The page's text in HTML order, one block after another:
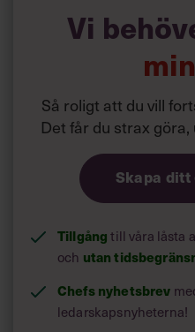
Siri
Vi
Så roligt att du vill
Det får du strax göra,
Skapa
Tillgång till våra låsta
och utan
Chefs nyhetsbrev
ledarskapsnyheterna!